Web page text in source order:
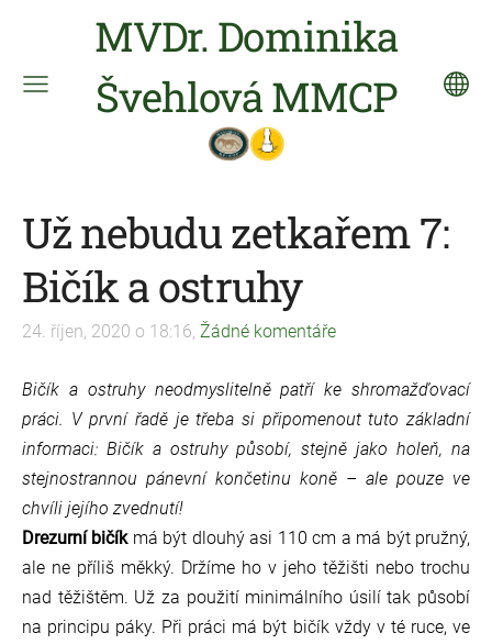
MVDr. Dominika
Švehlová MMCP
Už nebudu zetkařem 7:
Bičík a ostruhy
24. říjen, 2020 o 18:16, Žádné komentáře
Bičík a ostruhy neodmyslitelně patří ke shromažďovací
práci. V první řadě je třeba si připomenout tuto základní
informaci: Bičík a ostruhy působí, stejně jako holeň, na
stejnostrannou pánevní končetinu koně – ale pouze ve
chvíli jejího zvednutí!
Drezurní bičíkmá být dlouhý asi 110 cm a má být pružný,
ale ne příliš měkký. Držíme ho v jeho těžišti nebo trochu
nad těžištěm. Už za použití minimálního úsilí tak působí
na principu páky. Při práci má být bičík vždy v té ruce, ve